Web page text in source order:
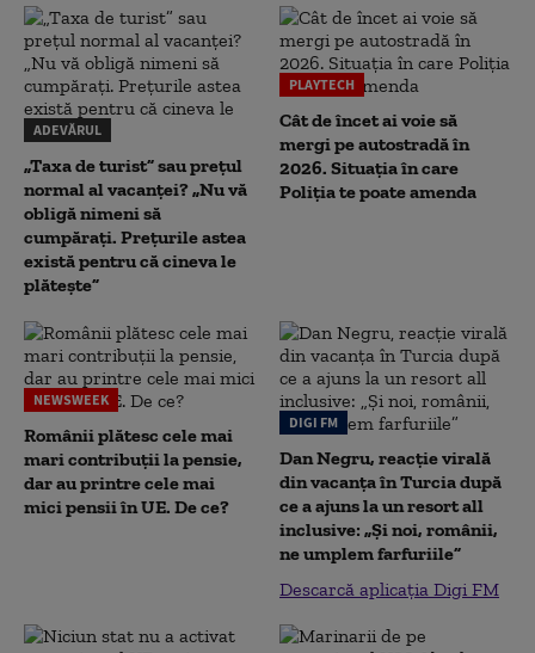
ADEVĂRUL
„Taxa de turist” sau prețul
normal al vacanței? „Nu vă
obligă nimeni să
cumpărați. Prețurile astea
există pentru că cineva le
plătește”
PLAYTECH
Cât de încet ai voie să
mergi pe autostradă în
2026. Situația în care
Poliția te poate amenda
NEWSWEEK
Românii plătesc cele mai
mari contribuții la pensie,
dar au printre cele mai
mici pensii în UE. De ce?
DIGI FM
Dan Negru, reacție virală
din vacanța în Turcia după
ce a ajuns la un resort all
inclusive: „Și noi, românii,
ne umplem farfuriile”
Descarcă aplicația Digi FM